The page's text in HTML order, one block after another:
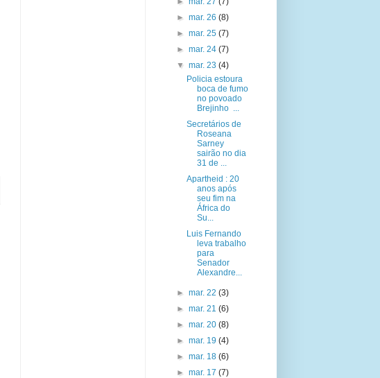
► mar. 26 (8)
► mar. 25 (7)
► mar. 24 (7)
▼ mar. 23 (4)
Policia estoura
boca de fumo
no povoado
Brejinho ...
Secretários de
Roseana
Sarney
sairão no dia
31 de ...
Apartheid : 20
anos após
seu fim na
África do
Su...
Luis Fernando
leva trabalho
para
Senador
Alexandre...
► mar. 22 (3)
► mar. 21 (6)
► mar. 20 (8)
► mar. 19 (4)
► mar. 18 (6)
► mar. 17 (7)